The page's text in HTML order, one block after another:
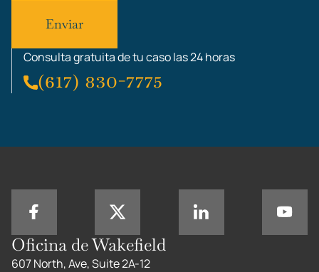
Consulta gratuita de tu caso las 24 horas
(617) 830-7775
Oficina de Wakefield
607 North, Ave, Suite 2A-12